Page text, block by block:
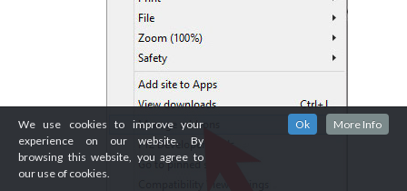
We use cookies to improve your
experience on our website. By
browsing this website, you agree to
our use of cookies.
Ok More Info